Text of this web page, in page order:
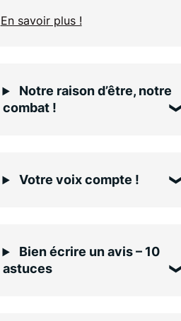
En savoir plus !
Notre raison d’être, notre
combat !
Votre voix compte !
Bien écrire un avis – 10
astuces